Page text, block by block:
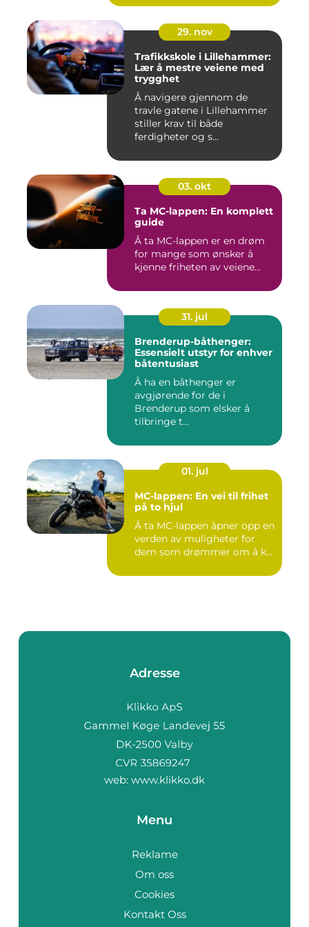
29. nov
Trafikkskole i Lillehammer:
Lær å mestre veiene med
trygghet
Å navigere gjennom de
travle gatene i Lillehammer
stiller krav til både
ferdigheter og s...
03. okt
Ta MC-lappen: En komplett
guide
Å ta MC-lappen er en drøm
for mange som ønsker å
kjenne friheten av veiene...
31. jul
Brenderup-båthenger:
Essensielt utstyr for enhver
båtentusiast
Å ha en båthenger er
avgjørende for de i
Brenderup som elsker å
tilbringe t...
01. jul
MC-lappen: En vei til frihet
på to hjul
Å ta MC-lappen åpner opp en
verden av muligheter for
dem som drømmer om å k...
Adresse
web: www.klikko.dk
Menu
Reklame
Om oss
Cookies
Kontakt Oss